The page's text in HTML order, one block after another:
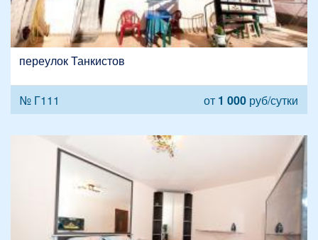
переулок Танкистов
№ Г111 от 1 000 руб/сутки